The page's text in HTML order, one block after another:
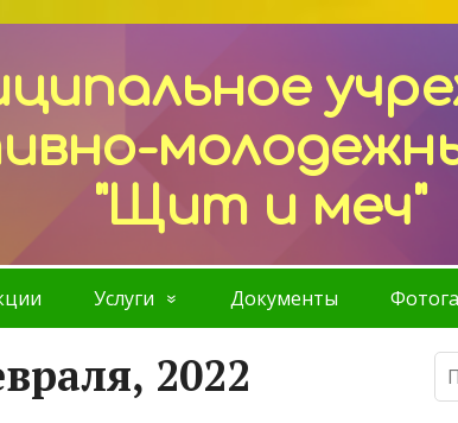
"Щит и меч"
Услуги Документы
2022